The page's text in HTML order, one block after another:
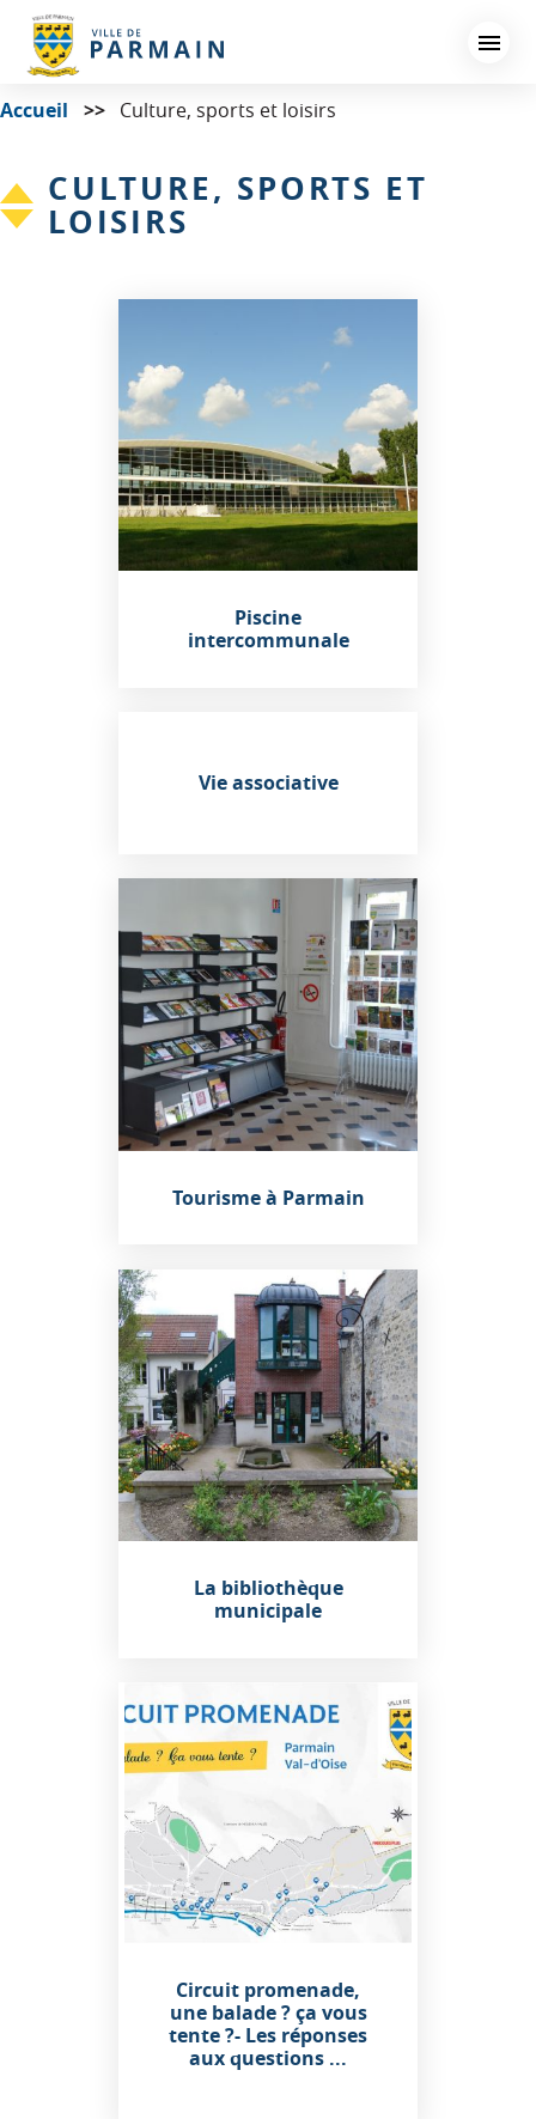
principal
Accueil Culture, sports et loisirs
CULTURE, SPORTS ET
LOISIRS
Piscine
intercommunale
Vie associative
Tourisme à Parmain
La bibliothèque
municipale
Circuit promenade,
une balade ? ça vous
tente ?- Les réponses
aux questions ...